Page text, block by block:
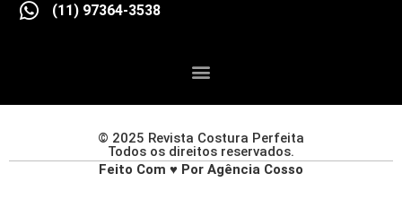
(11) 97364-3538
© 2025 Revista Costura Perfeita
Todos os direitos reservados.
Feito Com ♥ Por Agência Cosso